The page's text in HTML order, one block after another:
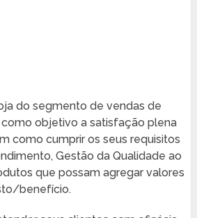
do segmento de vendas de
objetivo a satisfação plena
como cumprir os seus requisitos
Gestão da Qualidade ao
que possam agregar valores
benefício.